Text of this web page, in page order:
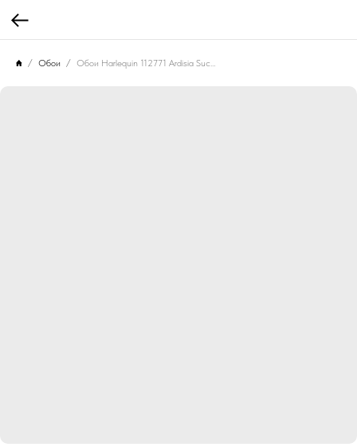
Обои Обои Harlequin 112771 Ardisia Succulent/Soft Focus/ Gold